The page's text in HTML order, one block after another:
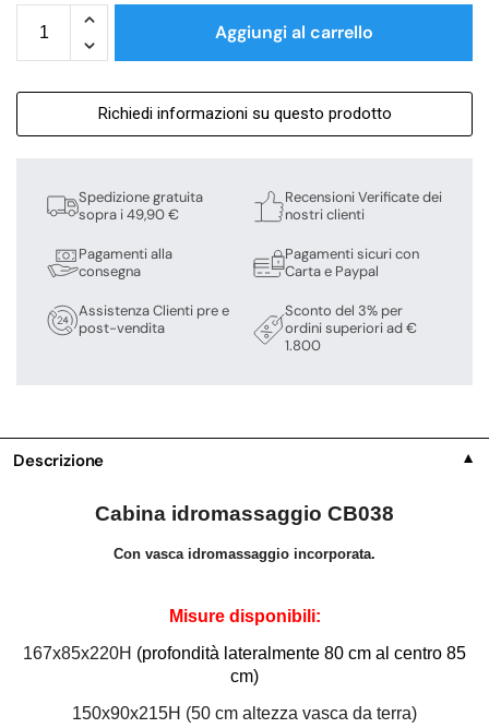
Aggiungi al carrello
Richiedi informazioni su questo prodotto
Spedizione gratuita
sopra i 49,90 €
Pagamenti alla
consegna
Assistenza Clienti pre e
post-vendita
Recensioni Verificate dei
nostri clienti
Pagamenti sicuri con
Carta e Paypal
Sconto del 3% per
ordini superiori ad €
1.800
Descrizione ▼
Cabina idromassaggio CB038
Con vasca idromassaggio incorporata.
Misure disponibili:
167x85x220H (profondità lateralmente 80 cm al centro 85
cm)
150x90x215H (50 cm altezza vasca da terra)